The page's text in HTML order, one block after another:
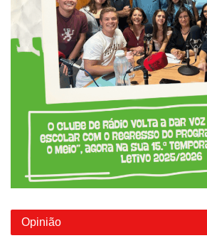
Opinião